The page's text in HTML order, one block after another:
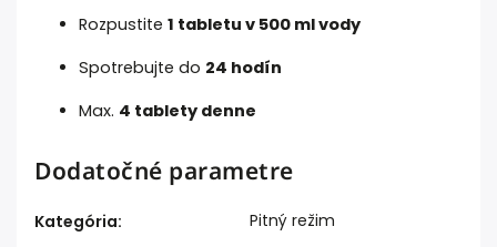
Rozpustite 1 tabletu v 500 ml vody
Spotrebujte do 24 hodín
Max. 4 tablety denne
Dodatočné parametre
Kategória:
Pitný režim